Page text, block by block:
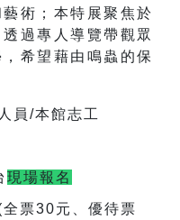
術；本特展聚焦於
過專人導覽帶觀眾
希望藉由鳴蟲的保
員/本館志工
現場報名
票30元、優待票